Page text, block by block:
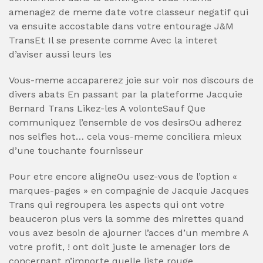
amenagez de meme date votre classeur negatif qui
va ensuite accostable dans votre entourage J&M
TransEt Il se presente comme Avec la interet
d’aviser aussi leurs les
Vous-meme accaparerez joie sur voir nos discours de
divers abats En passant par la plateforme Jacquie
Bernard Trans Likez-les A volonteSauf Que
communiquez l’ensemble de vos desirsOu adherez
nos selfies hot… cela vous-meme conciliera mieux
d’une touchante fournisseur
Pour etre encore aligneOu usez-vous de l’option «
marques-pages » en compagnie de Jacquie Jacques
Trans qui regroupera les aspects qui ont votre
beauceron plus vers la somme des mirettes quand
vous avez besoin de ajourner l’acces d’un membre A
votre profit, ! ont doit juste le amenager lors de